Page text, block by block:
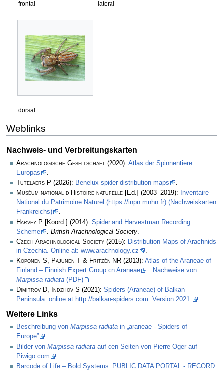
frontal lateral
dorsal
Weblinks
Nachweis- und Verbreitungskarten
Arachnologische Gesellschaft (2020): Atlas der Spinnentiere
Europas
.
Tutelaers P (2026): Benelux spider distribution maps
.
Muséum national d’Histoire naturelle [Ed.] (2003–2019):
Inventaire
National du Patrimoine Naturel (https://inpn.mnhn.fr) (Nachweiskarten
Frankreichs)
.
Harvey P [Koord.] (2014): Spider and Harvestman Recording
Scheme
British Arachnological Society
Czech Arachnological Society (2015): Distribution Maps of Arachnids
in Czechia. Online at: www.arachnology.cz
.
Koponen S, Pajunen T & Fritzén NR (2013): Atlas of the Araneae of
Finland – Finnish Expert Group on Araneae
.: Nachweise von
Marpissa radiata (PDF)
Dimitrov D, Indzhov S (2021): Spiders (Araneae) of Balkan
Peninsula. online at http://balkan-spiders.com. Version 2021.
.
Weitere Links
Beschreibung von Marpissa radiata in „araneae - Spiders of
Europe”
Bilder von Marpissa radiata auf den Seiten von Pierre Oger auf
Piwigo.com
Barcode of Life – Bold Systems: PUBLIC DATA PORTAL - RECORD